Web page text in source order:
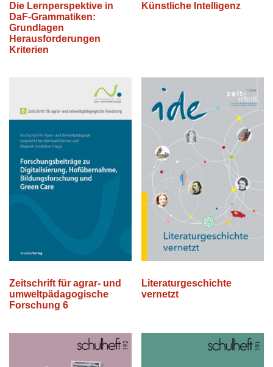
Die Lernperspektive in
DaF-Grammatiken:
Grundlagen
Herausforderungen
Kriterien
Künstliche Intelligenz
Zeitschrift für agrar- und
umweltpädagogische
Forschung 6
Literaturgeschichte
vernetzt